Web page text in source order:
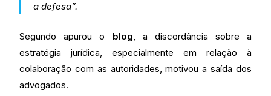
a defesa”.
Segundo apurou o blog, a discordância sobre a
estratégia jurídica, especialmente em relação à
colaboração com as autoridades, motivou a saída dos
advogados.